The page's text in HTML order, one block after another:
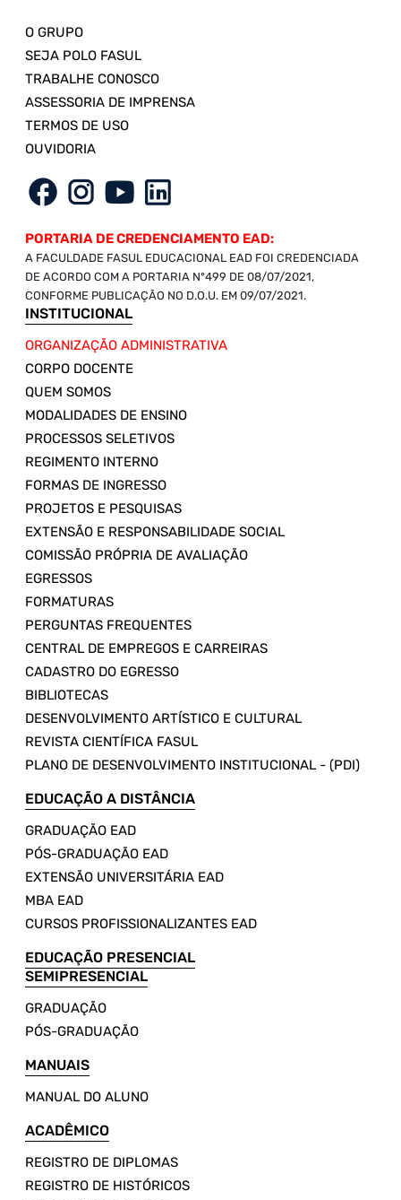
O GRUPO
SEJA POLO FASUL
TRABALHE CONOSCO
ASSESSORIA DE IMPRENSA
TERMOS DE USO
OUVIDORIA
PORTARIA DE CREDENCIAMENTO EAD:
A FACULDADE FASUL EDUCACIONAL EAD FOI CREDENCIADA
DE ACORDO COM A PORTARIA Nº499 DE 08/07/2021,
CONFORME PUBLICAÇÃO NO D.O.U. EM 09/07/2021.
INSTITUCIONAL
ORGANIZAÇÃO ADMINISTRATIVA
CORPO DOCENTE
QUEM SOMOS
MODALIDADES DE ENSINO
PROCESSOS SELETIVOS
REGIMENTO INTERNO
FORMAS DE INGRESSO
PROJETOS E PESQUISAS
EXTENSÃO E RESPONSABILIDADE SOCIAL
COMISSÃO PRÓPRIA DE AVALIAÇÃO
EGRESSOS
FORMATURAS
PERGUNTAS FREQUENTES
CENTRAL DE EMPREGOS E CARREIRAS
CADASTRO DO EGRESSO
BIBLIOTECAS
DESENVOLVIMENTO ARTÍSTICO E CULTURAL
REVISTA CIENTÍFICA FASUL
PLANO DE DESENVOLVIMENTO INSTITUCIONAL - (PDI)
EDUCAÇÃO A DISTÂNCIA
GRADUAÇÃO EAD
PÓS-GRADUAÇÃO EAD
EXTENSÃO UNIVERSITÁRIA EAD
MBA EAD
CURSOS PROFISSIONALIZANTES EAD
EDUCAÇÃO PRESENCIAL
SEMIPRESENCIAL
GRADUAÇÃO
PÓS-GRADUAÇÃO
MANUAIS
MANUAL DO ALUNO
ACADÊMICO
REGISTRO DE DIPLOMAS
REGISTRO DE HISTÓRICOS